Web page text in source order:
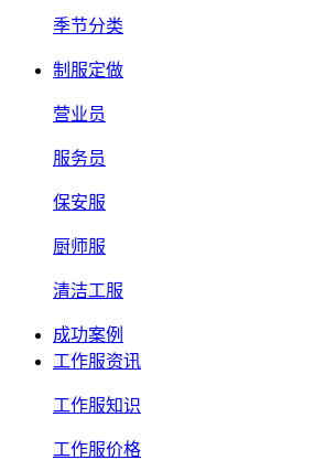
季节分类
制服定做
营业员
服务员
保安服
厨师服
清洁工服
成功案例
工作服资讯
工作服知识
工作服价格